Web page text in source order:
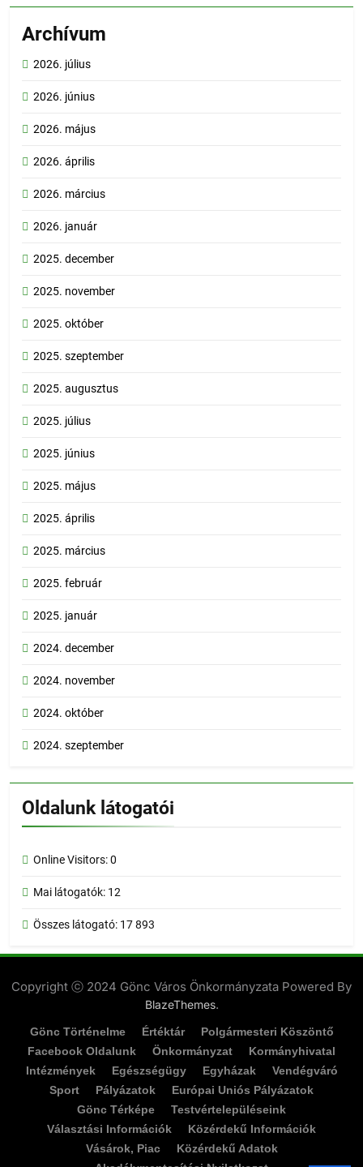
Archívum
2026. július
2026. június
2026. május
2026. április
2026. március
2026. január
2025. december
2025. november
2025. október
2025. szeptember
2025. augusztus
2025. július
2025. június
2025. május
2025. április
2025. március
2025. február
2025. január
2024. december
2024. november
2024. október
2024. szeptember
Oldalunk látogatói
Online Visitors:0
Mai látogatók: 12
Összes látogató: 17 893
Copyright ⓒ 2024 Gönc Város Önkormányzata Powered By
BlazeThemes.
Gönc Történelme Értéktár
Polgármesteri Köszöntő
Facebook Oldalunk
Önkormányzat
Kormányhivatal
Intézmények
Egészségügy Egyházak
Vendégváró
Sport
Pályázatok
Európai Uniós Pályázatok
Gönc Térképe
Testvértelepüléseink
Választási Információk
Közérdekű Információk
Vásárok, Piac
Közérdekű Adatok